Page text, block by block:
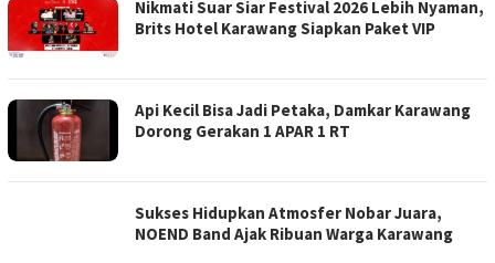
Nikmati Suar Siar Festival 2026 Lebih Nyaman,
Brits Hotel Karawang Siapkan Paket VIP
Api Kecil Bisa Jadi Petaka, Damkar Karawang
Dorong Gerakan 1 APAR 1 RT
Sukses Hidupkan Atmosfer Nobar Juara,
NOEND Band Ajak Ribuan Warga Karawang